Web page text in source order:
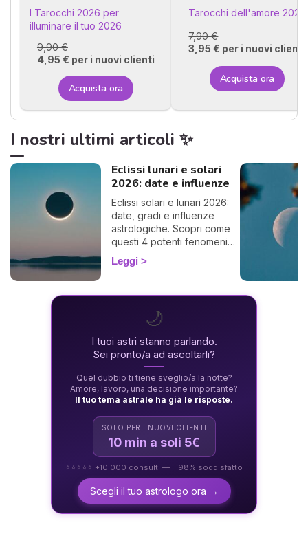
I Tarocchi 2026 per
illuminare il tuo 2026
9,90 €
4,95 € per i nuovi clienti
Acquista ora
Tarocchi dell'amore 2026
7,90 €
3,95 € per i nuovi clienti
Acquista ora
I nostri ultimi articoli ✨
Eclissi lunari e solari
2026: date e influenze
Eclissi solari e lunari 2026:
date, gradi e influenze
astrologiche. Scopri come
questi 4 potenti fenomeni
agiscono sulla tua vita.
Leggi
🌙
I tuoi astri stanno parlando.
Sei pronto/a ad ascoltarli?
Quel dubbio ti tiene sveglio/a la notte?
Amore, lavoro, una decisione importante?
Il tuo tema astrale ha già le risposte.
SOLO PER I NUOVI CLIENTI
10 min a soli 5€
⭐⭐⭐⭐⭐ +10.000 consulti — il 98% soddisfatto
Scegli il tuo astrologo ora →